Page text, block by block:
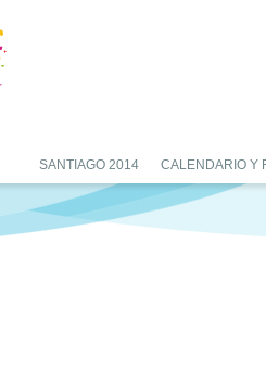
SANTIAGO 2014 CALENDARIO Y